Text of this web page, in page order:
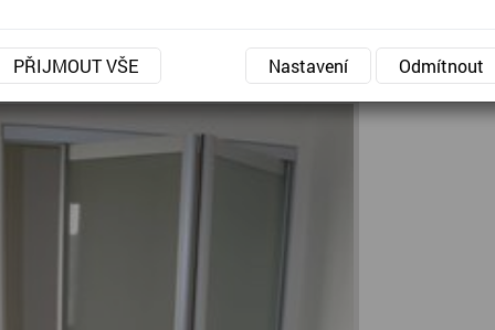
stránka
dveře do rodinného
PŘIJMOUT VŠE Nastavení Odmítnout